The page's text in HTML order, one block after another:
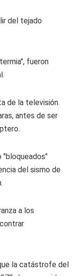
del tejado
fueron
de la televisión.
antes de ser
"bloqueados"
del sismo de
a los
la catástrofe del